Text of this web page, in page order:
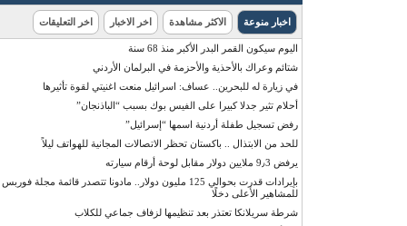
اخبار منوعة الاكثر مشاهدة اخر الاخبار اخر التعليقات
اليوم سيكون القمر البدر الأكبر منذ 68 سنة
شتائم وعراك بالأحذية والأحزمة في البرلمان الأردني
في زيارة له للبحرين.. عساف: اسرائيل منعت اغنيتي لقوة تأثيرها
أحلام تثير جدلا كبيرا على الفيس بوك بسبب “الباذنجان”
رفض تسجيل طفلة أردنية اسمها “إسرائيل”
للحد من الابتذال .. باكستان تحظر الاتصالات المجانية للهواتف ليلاً
يرفض 9٫3 ملايين دولار مقابل لوحة أرقام سيارته
بإيرادات قدرت بحوالي 125 مليون دولار.. مادونا تتصدر قائمة مجلة فوربس
للمشاهير الأعلى دخلًا
شرطة سريلانكا تعتذر بعد تنظيمها لزفاف جماعي للكلاب